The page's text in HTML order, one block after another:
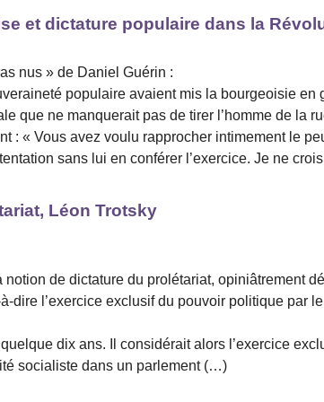
et dictature populaire dans la
nus » de Daniel Guérin :
populaire avaient mis la bourgeoisie en
que ne manquerait pas de tirer l’homme de la
: « Vous avez voulu rapprocher intimement le
sans lui en conférer l’exercice. Je ne
Léon Trotsky
notion de dictature du prolétariat, opiniâtrement
à-dire l’exercice exclusif du pouvoir politique par
dix ans. Il considérait alors l’exercice
socialiste dans un parlement (…)